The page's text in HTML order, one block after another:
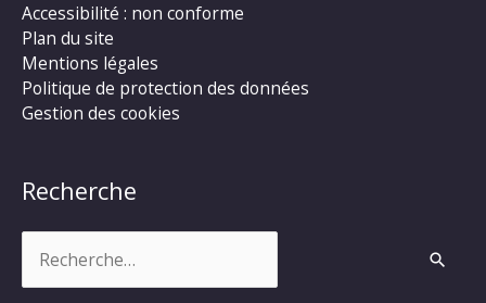
Accessibilité : non conforme
Plan du site
Mentions légales
Politique de protection des données
Gestion des cookies
Recherche